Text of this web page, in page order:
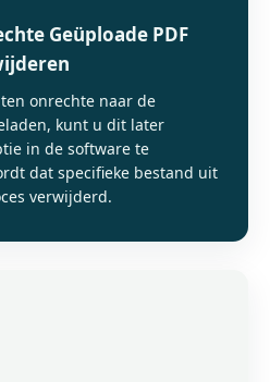
Geüploade PDF
onrechte naar de
kunt u dit later
in de software te
dat specifieke bestand uit
verwijderd.